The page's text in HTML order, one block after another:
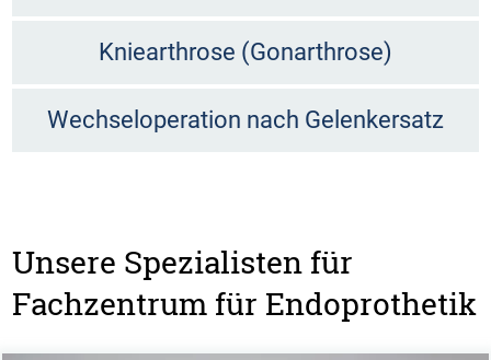
Kniearthrose (Gonarthrose)
Wechseloperation nach Gelenkersatz
Unsere Spezialisten für
Fachzentrum für Endoprothetik